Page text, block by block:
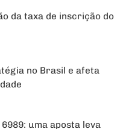
da taxa de inscrição do
no Brasil e afeta
uma aposta leva